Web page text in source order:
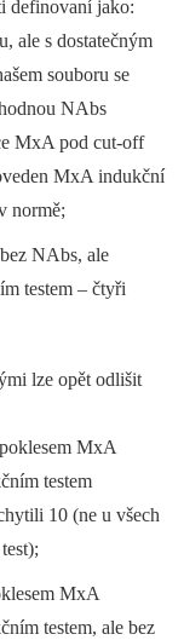
definovaní jako:
ale s dostatečným
souboru se
NAbs
MxA pod cut-off
MxA indukční
normě;
NAbs, ale
testem –⁠ čtyři
lze opět odlišit
MxA
testem
10 (ne u všech
MxA
testem, ale bez